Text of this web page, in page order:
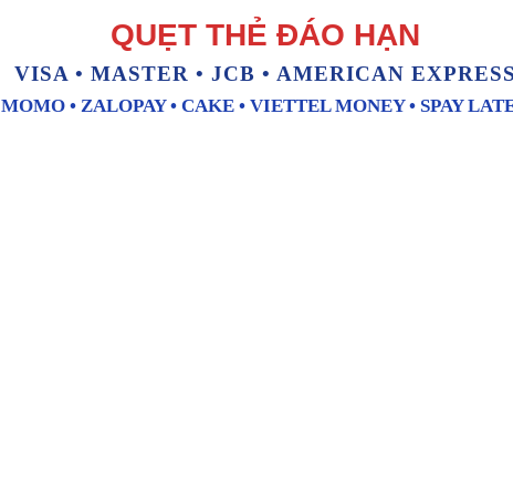
QUẸT THẺ ĐÁO HẠN
VISA • MASTER • JCB • AMERICAN
MOMO • ZALOPAY • CAKE • VIETTEL MONEY • SPAY